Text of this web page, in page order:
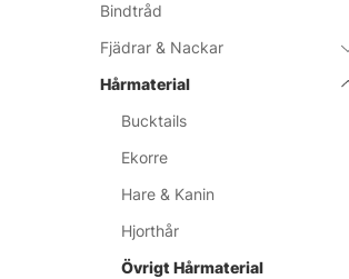
Bindtråd
Fjädrar & Nackar
Hårmaterial
Bucktails
Ekorre
Hare & Kanin
Hjorthår
Övrigt Hårmaterial